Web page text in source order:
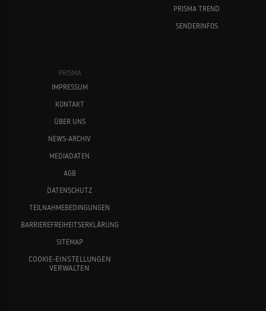
PRISMA TREND
SENDERINFOS
PRISMA
IMPRESSUM
KONTAKT
ÜBER UNS
NEWS-ARCHIV
MEDIADATEN
AGB
DATENSCHUTZ
TEILNAHMEBEDINGUNGEN
BARRIEREFREIHEITSERKLÄRUNG
SITEMAP
COOKIE-EINSTELLUNGEN
VERWALTEN